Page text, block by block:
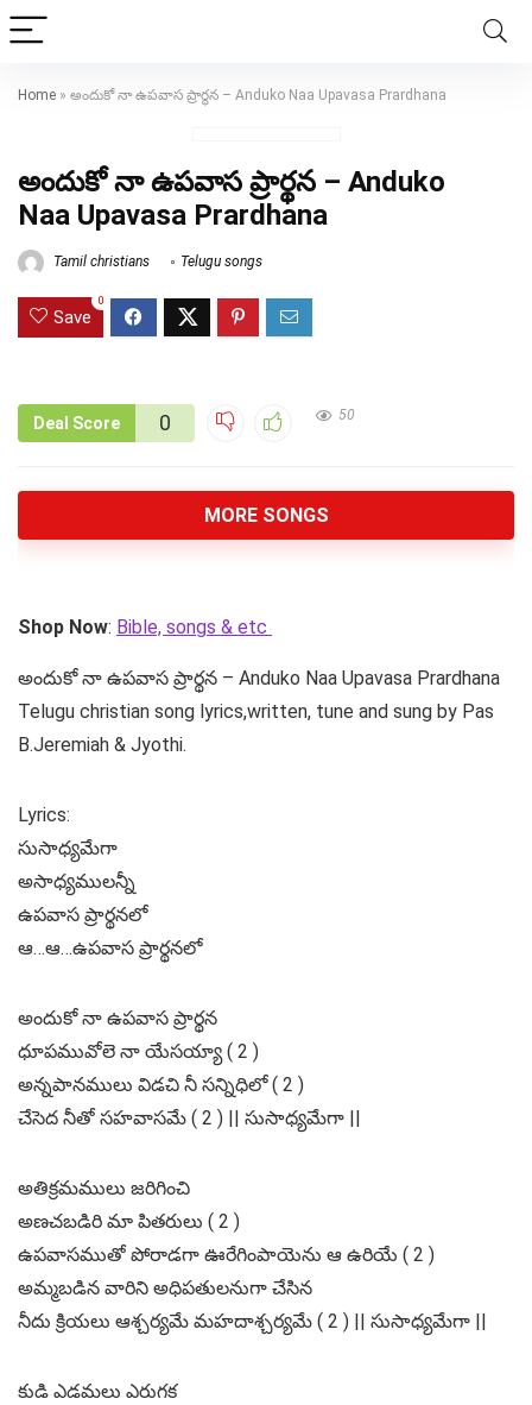
Home » అందుకో నా ఉపవాస ప్రార్థన – Anduko Naa Upavasa Prardhana
అందుకో నా ఉపవాస ప్రార్థన – Anduko
Naa Upavasa Prardhana
Tamil christians Telugu songs
Save
0
Deal Score 0 50
MORE SONGS
Shop Now: Bible, songs & etc
అందుకో నా ఉపవాస ప్రార్థన – Anduko Naa Upavasa Prardhana
Telugu christian song lyrics,written, tune and sung by Pas
B.Jeremiah & Jyothi.
Lyrics:
సుసాధ్యమేగా
అసాధ్యములన్నీ
ఉపవాస ప్రార్థనలో
ఆ…ఆ…ఉపవాస ప్రార్థనలో
అందుకో నా ఉపవాస ప్రార్థన
ధూపమువోలె నా యేసయ్యా ( 2 )
అన్నపానములు విడచి నీ సన్నిధిలో ( 2 )
చేసెద నీతో సహవాసమే ( 2 ) || సుసాధ్యమేగా ||
అతిక్రమములు జరిగించి
అణచబడిరి మా పితరులు ( 2 )
ఉపవాసముతో పోరాడగా ఊరేగింపాయెను ఆ ఉరియే ( 2 )
అమ్మబడిన వారిని అధిపతులనుగా చేసిన
నీదు క్రియలు ఆశ్చర్యమే మహదాశ్చర్యమే ( 2 ) || సుసాధ్యమేగా ||
కుడి ఎడమలు ఎరుగక